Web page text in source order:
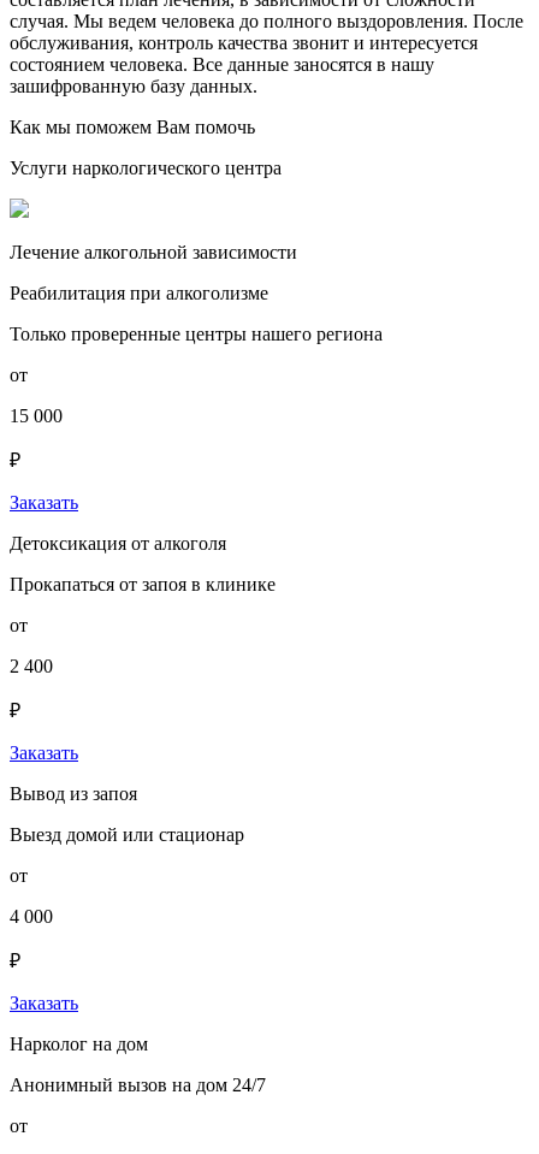
случая. Мы ведем человека до полного выздоровления. После
обслуживания, контроль качества звонит и интересуется
состоянием человека. Все данные заносятся в нашу
зашифрованную базу данных.
Как мы поможем Вам помочь
Услуги наркологического центра
Лечение алкогольной зависимости
Реабилитация при алкоголизме
Только проверенные центры нашего региона
от
15 000
₽
Заказать
Детоксикация от алкоголя
Прокапаться от запоя в клинике
от
2 400
₽
Заказать
Вывод из запоя
Выезд домой или стационар
от
4 000
₽
Заказать
Нарколог на дом
Анонимный вызов на дом 24/7
от